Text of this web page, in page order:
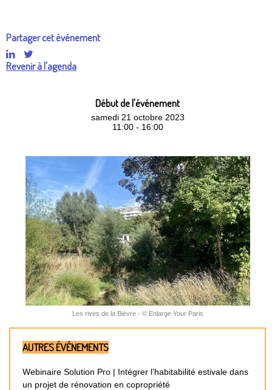
Partager cet événement
Revenir à l'agenda
Début de l'événement
samedi 21 octobre 2023
11:00 - 16:00
Les rives de la Bièvre - © Enlarge Your Paris
AUTRES ÉVÉNEMENTS
Webinaire Solution Pro | Intégrer l’habitabilité estivale dans
un projet de rénovation en copropriété